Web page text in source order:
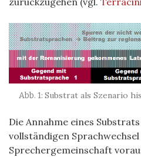
Substrat als Szenario
Die Annahme eines
vollständigen
Sprechergemeinschaft